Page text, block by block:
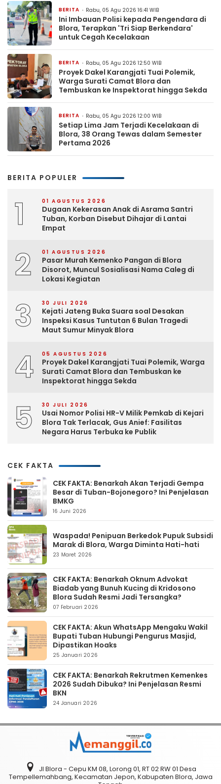
BERITA Rabu, 05 Agu 2026 16:41 WIB
Ini Imbauan Polisi kepada Pengendara di
Blora, Terapkan 'Tri Siap Berkendara'
untuk Cegah Kecelakaan
BERITA Rabu, 05 Agu 2026 12:50 WIB
Proyek Dakel Karangjati Tuai Polemik,
Warga Surati Camat Blora dan
Tembuskan ke Inspektorat hingga Sekda
BERITA Rabu, 05 Agu 2026 12:00 WIB
Setiap Lima Jam Terjadi Kecelakaan di
Blora, 38 Orang Tewas dalam Semester
Pertama 2026
BERITA POPULER
1 01 AGUSTUS 2026
Dugaan Kekerasan Anak di Asrama Santri
Tuban, Korban Disebut Dihajar di Lantai
Empat
2 01 AGUSTUS 2026
Pasar Murah Kemenko Pangan di Blora
Disorot, Muncul Sosialisasi Nama Caleg di
Lokasi Kegiatan
3 30 JULI 2026
Kejati Jateng Buka Suara soal Desakan
Inspeksi Kasus Tuntutan 6 Bulan Tragedi
Maut Sumur Minyak Blora
4 05 AGUSTUS 2026
Proyek Dakel Karangjati Tuai Polemik, Warga
Surati Camat Blora dan Tembuskan ke
Inspektorat hingga Sekda
5 30 JULI 2026
Usai Nomor Polisi HR-V Milik Pemkab di Kejari
Blora Tak Terlacak, Gus Anief: Fasilitas
Negara Harus Terbuka ke Publik
CEK FAKTA
CEK FAKTA: Benarkah Akan Terjadi Gempa
Besar di Tuban-Bojonegoro? Ini Penjelasan
BMKG
16 Juni 2026
Waspada! Penipuan Berkedok Pupuk Subsidi
Marak di Blora, Warga Diminta Hati-hati
23 Maret 2026
CEK FAKTA: Benarkah Oknum Advokat
Biadab yang Bunuh Kucing di Kridosono
Blora Sudah Resmi Jadi Tersangka?
07 Februari 2026
CEK FAKTA: Akun WhatsApp Mengaku Wakil
Bupati Tuban Hubungi Pengurus Masjid,
Dipastikan Hoaks
25 Januari 2026
CEK FAKTA: Benarkah Rekrutmen Kemenkes
2026 Sudah Dibuka? Ini Penjelasan Resmi
BKN
24 Januari 2026
Jl Blora - Cepu KM 08, Lorong 01, RT 02 RW 01 Desa
Tempellemahbang, Kecamatan Jepon, Kabupaten Blora, Jawa